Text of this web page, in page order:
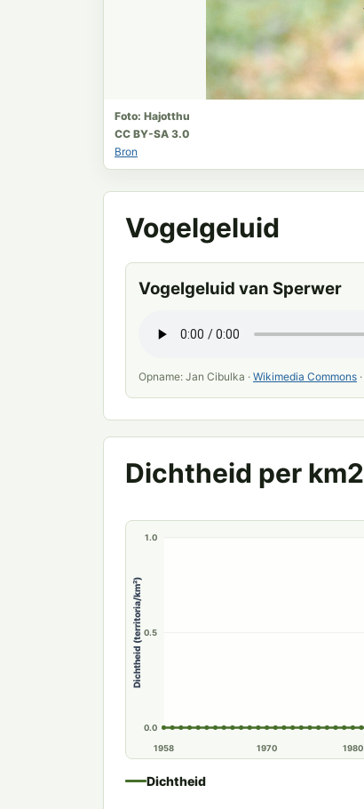
Foto: Hajotthu
CC BY-SA 3.0
Bron
Vogelgeluid
Vogelgeluid van Sperwer
Opname: Jan Cibulka · Wikimedia Commons ·
Dichtheid per km2
0.0
0.5
1.0
Dichtheid (territoria/km²)
1958 1970 1980
Dichtheid